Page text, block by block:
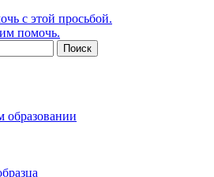
с этой просьбой.
помочь.
образовании